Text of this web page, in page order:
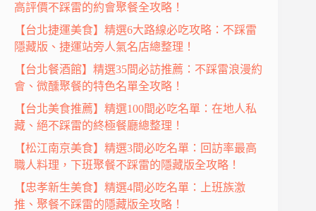
高評價不踩雷的約會聚餐全攻略！
【台北捷運美食】精選6大路線必吃攻略：不踩雷
隱藏版、捷運站旁人氣名店總整理！
【台北餐酒館】精選35間必訪推薦：不踩雷浪漫約
會、微醺聚餐的特色名單全攻略！
【台北美食推薦】精選100間必吃名單：在地人私
藏、絕不踩雷的終極餐廳總整理！
【松江南京美食】精選3間必吃名單：回訪率最高
職人料理，下班聚餐不踩雷的隱藏版全攻略！
【忠孝新生美食】精選4間必吃名單：上班族激
推、聚餐不踩雷的隱藏版全攻略！